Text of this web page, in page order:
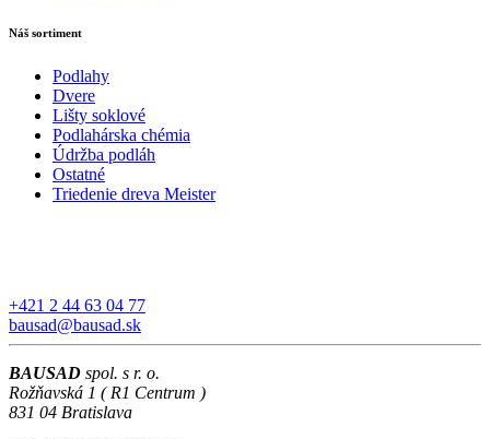
Náš sortiment
Podlahy
Dvere
Lišty soklové
Podlahárska chémia
Údržba podláh
Ostatné
Triedenie dreva Meister
+421 2 44 63 04 77
bausad@bausad.sk
BAUSAD spol. s r. o.
Rožňavská 1 ( R1 Centrum )
831 04 Bratislava